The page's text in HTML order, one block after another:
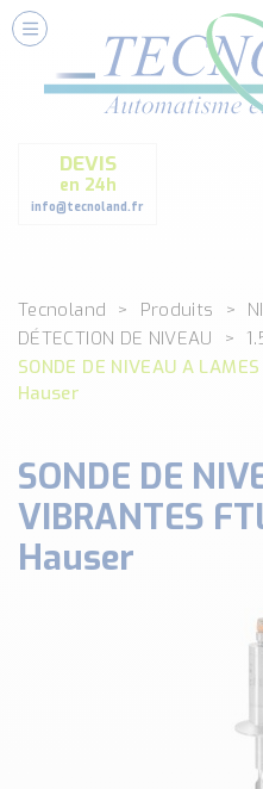
DEVIS
en 24h
info@tecnoland.fr
Nos Services
Conseils et Fourniture
Formation et Assistance
Architecture I-O Link multi
Classé par catégorie
DEBIT
DETECTION
ENREGISTREUR +
Voir toutes les
Classé par marque
Tecnoland Produits
DÉTECTION DE NIVEAU
SONDE DE NIVEAU A
Hauser
SONDE DE
VIBRANTES
Hauser